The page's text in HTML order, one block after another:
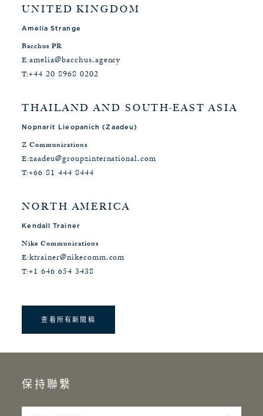
UNITED KINGDOM
Amelia Strange
Bacchus PR
E:amelia@bacchus.agency
T:+44 20 8968 0202
THAILAND AND SOUTH-EAST ASIA
Nopnarit Lieopanich (Zaadeu)
Z Communications
E:zaadeu@groupzinternational.com
T:+66 81 444 8444
NORTH AMERICA
Kendall Trainer
Nike Communications
E:ktrainer@nikecomm.com
T:+1 646 654 3438
查看所有新聞稿
保持聯繫